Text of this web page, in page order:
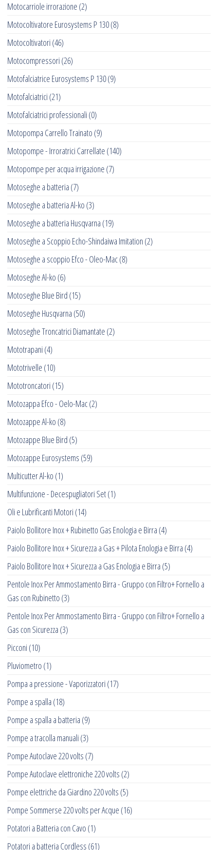
Motocarriole irrorazione (2)
Motocoltivatore Eurosystems P 130(8)
Motocoltivatori (46)
Motocompressori (26)
Motofalciatrice Eurosystems P 130(9)
Motofalciatrici (21)
Motofalciatrici professionali (0)
Motopompa Carrello Trainato (9)
Motopompe - Irroratrici Carrellate (140)
Motopompe per acqua irrigazione (7)
Motoseghe a batteria (7)
Motoseghe a batteria Al-ko (3)
Motoseghe a batteria Husqvarna (19)
Motoseghe a Scoppio Echo-Shindaiwa Imitation (2)
Motoseghe a scoppio Efco - Oleo-Mac(8)
Motoseghe Al-ko (6)
Motoseghe Blue Bird (15)
Motoseghe Husqvarna (50)
Motoseghe Troncatrici Diamantate (2)
Mototrapani (4)
Mototrivelle (10)
Mototroncatori (15)
Motozappa Efco - Oelo-Mac(2)
Motozappe Al-ko (8)
Motozappe Blue Bird (5)
Motozappe Eurosystems (59)
Multicutter Al-ko (1)
Multifunzione - Decespugliatori Set(1)
Oli e Lubrificanti Motori (14)
Paiolo Bollitore Inox + Rubinetto Gas Enologia e Birra (4)
Paiolo Bollitore Inox + Sicurezza a Gas + Pilota Enologia e Birra (4)
Paiolo Bollitore Inox + Sicurezza a Gas Enologia e Birra (5)
Pentole Inox Per Ammostamento Birra - Gruppo con Filtro+ Fornello a
Gas con Rubinetto (3)
Pentole Inox Per Ammostamento Birra - Gruppo con Filtro+ Fornello a
Gas con Sicurezza (3)
Picconi (10)
Pluviometro (1)
Pompa a pressione - Vaporizzatori (17)
Pompe a spalla (18)
Pompe a spalla a batteria (9)
Pompe a tracolla manuali (3)
Pompe Autoclave 220 volts (7)
Pompe Autoclave elettroniche 220 volts (2)
Pompe elettriche da Giardino 220 volts (5)
Pompe Sommerse 220 volts per Acque (16)
Potatori a Batteria con Cavo (1)
Potatori a batteria Cordless (61)